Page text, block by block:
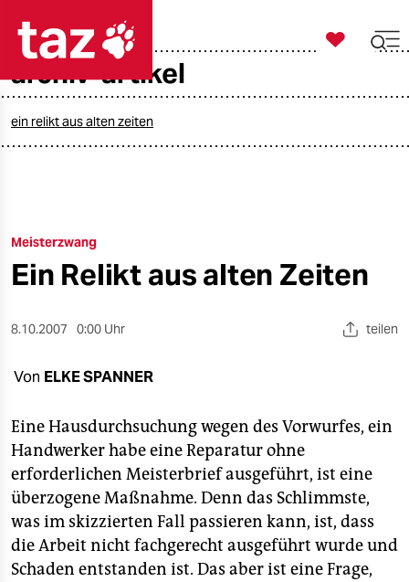
öko
gesellschaft
kultur
sport
nord
wahrheit
verlag
verlag

taz zahl ich
archiv-artikel
ein relikt aus alten zeiten
Meisterzwang
Ein Relikt aus alten Zeiten
8.10.2007 0:00 Uhr teilen
Von ELKE SPANNER
Eine Hausdurchsuchung wegen des Vorwurfes, ein
Handwerker habe eine Reparatur ohne
erforderlichen Meisterbrief ausgeführt, ist eine
überzogene Maßnahme. Denn das Schlimmste,
was im skizzierten Fall passieren kann, ist, dass
die Arbeit nicht fachgerecht ausgeführt wurde und
Schaden entstanden ist. Das aber ist eine Frage,